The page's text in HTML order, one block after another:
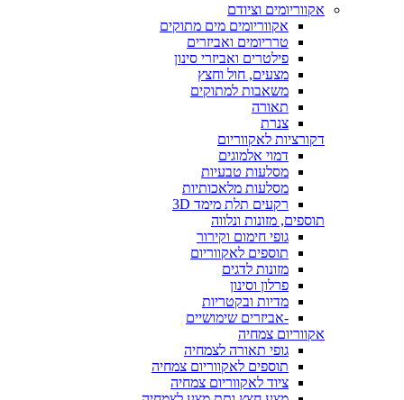
אקווריומים וציודם
אקווריומים מים מתוקים
טרריומים ואביזרים
פילטרים ואביזרי סינון
מצעים, חול וחצץ
משאבות למתוקים
תאורה
צנרת
דקורציות לאקווריום
דמוי אלמוגים
מסלעות טבעיות
מסלעות מלאכותיות
רקעים תלת מימד 3D
תוספים, מזונות ונלווה
גופי חימום וקירור
תוספים לאקווריום
מזונות לדגים
פרלון וסינון
מדיות ובקטריות
-אביזרים שימושיים
אקווריום צמחיה
גופי תאורה לצמחיה
תוספים לאקווריום צמחיה
ציוד לאקווריום צמחיה